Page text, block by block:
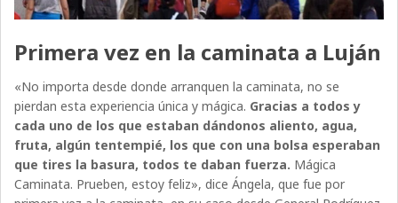
Primera vez en la caminata a Luján
«No importa desde donde arranquen la caminata, no se
pierdan esta experiencia única y mágica. Gracias a todos y
cada uno de los que estaban dándonos aliento, agua,
fruta, algún tentempié, los que con una bolsa esperaban
que tires la basura, todos te daban fuerza. Mágica
Caminata. Prueben, estoy feliz», dice Ángela, que fue por